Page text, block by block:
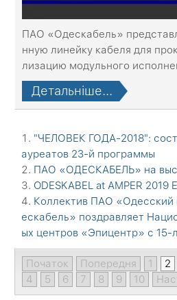
ПАО «Одескабель»
нную линейку кабеля для
лизацию модульного
Детальніше...
"ЧЕЛОВЕК ГОДА-2018":
ауреатов 23-й программы
ПАО «ОДЕСКАБЕЛЬ» на
ODESKABEL at АМPER 2019
Коллектив ПАО «Одесский
ескабель» поздравляет
ых центров «Эпицентр» с
Початок Попередня 1 2
4
5 6 7 8 9 10